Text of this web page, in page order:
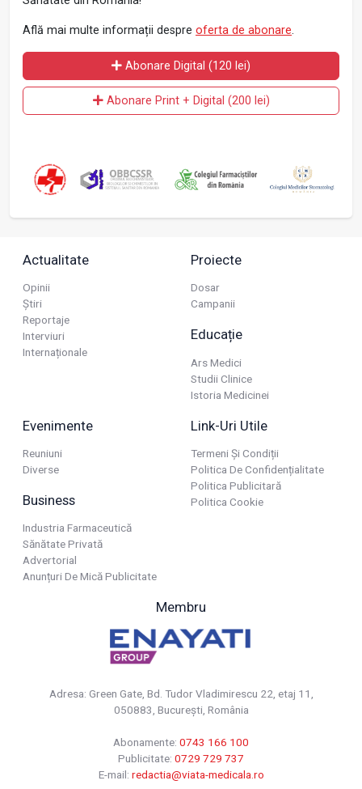
Află mai multe informații despre oferta de abonare.
Abonare Digital (120 lei)
Abonare Print + Digital (200 lei)
Actualitate
Opinii
Știri
Reportaje
Interviuri
Internaționale
Proiecte
Dosar
Campanii
Educație
Ars Medici
Studii Clinice
Istoria Medicinei
Evenimente
Reuniuni
Diverse
Business
Industria Farmaceutică
Sănătate Privată
Advertorial
Anunțuri De Mică Publicitate
Link-Uri Utile
Termeni Și Condiții
Politica De Confidențialitate
Politica Publicitară
Politica Cookie
Membru
Adresa: Green Gate, Bd. Tudor Vladimirescu 22, etaj 11,
050883, Bucureşti, România
Abonamente: 0743 166 100
Publicitate: 0729 729 737
E-mail: redactia@viata-medicala.ro